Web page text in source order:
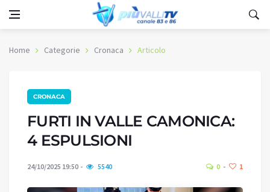
Home Categorie Cronaca Articolo
CRONACA
FURTI IN VALLE CAMONICA:
4 ESPULSIONI
24/10/2025 19:50 5540 0 1